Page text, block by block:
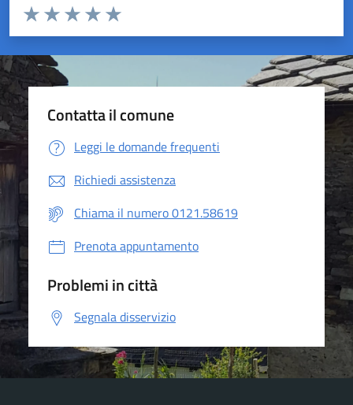
Valuta da 1 a 5 stelle la pagina
Valuta 5 stelle su 5
Valuta 4 stelle su 5
Valuta 3 stelle su 5
Valuta 2 stelle su 5
Valuta 1 stelle su 5
Contatta il comune
Leggi le domande frequenti
Richiedi assistenza
Chiama il numero 0121.58619
Prenota appuntamento
Problemi in città
Segnala disservizio